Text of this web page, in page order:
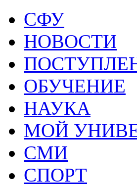
СФУ
НОВОСТИ
ОБУЧЕНИЕ
НАУКА
МОЙ
СМИ
СПОРТ